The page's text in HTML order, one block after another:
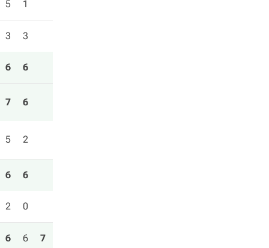
5 1
3 3
6 6
7 6
5 2
6 6
2 0
6 6 7